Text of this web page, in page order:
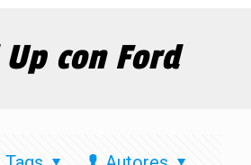
con Ford